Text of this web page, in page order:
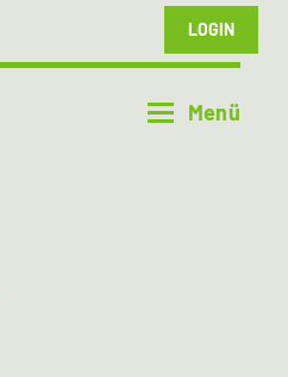
LOGIN